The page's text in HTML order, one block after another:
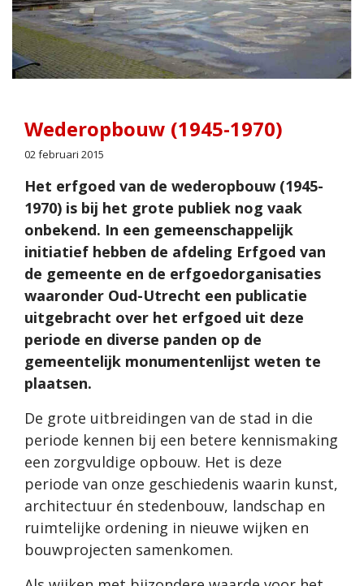
Wederopbouw (1945-1970)
02 februari 2015
Het erfgoed van de wederopbouw (1945-
1970) is bij het grote publiek nog vaak
onbekend. In een gemeenschappelijk
initiatief hebben de afdeling Erfgoed van
de gemeente en de erfgoedorganisaties
waaronder Oud-Utrecht een publicatie
uitgebracht over het erfgoed uit deze
periode en diverse panden op de
gemeentelijk monumentenlijst weten te
plaatsen.
De grote uitbreidingen van de stad in die
periode kennen bij een betere kennismaking
een zorgvuldige opbouw. Het is deze
periode van onze geschiedenis waarin kunst,
architectuur én stedenbouw, landschap en
ruimtelijke ordening in nieuwe wijken en
bouwprojecten samenkomen.